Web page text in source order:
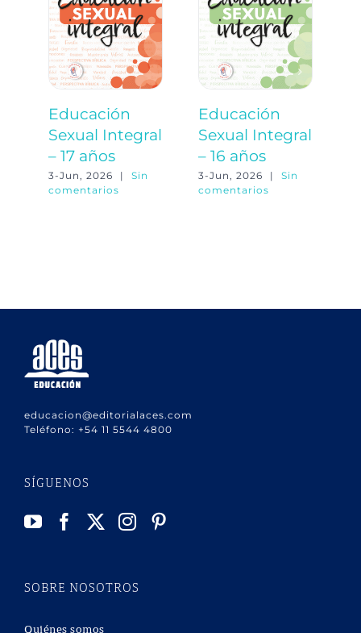
Educación
Sexual Integral
– 17 años
3-Jun, 2026 |
Sin
comentarios
Educación
Sexual Integral
– 16 años
3-Jun, 2026 |
Sin
comentarios
educacion@editorialaces.com
Teléfono: +54 11 5544 4800
SÍGUENOS
SOBRE NOSOTROS
Quiénes somos